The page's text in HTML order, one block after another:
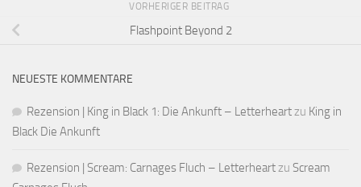
VORHERIGER BEITRAG
Flashpoint Beyond 2
NEUESTE KOMMENTARE
Rezension | King in Black 1: Die Ankunft – Letterheartzu King in
Black Die Ankunft
Rezension | Scream: Carnages Fluch – Letterheartzu Scream